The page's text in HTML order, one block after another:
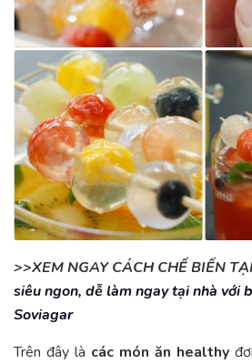
>>XEM NGAY CÁCH CHẾ BIẾN
siêu ngon, dễ làm ngay tại nhà với
Soviagar
Trên đây là các món ăn healthy